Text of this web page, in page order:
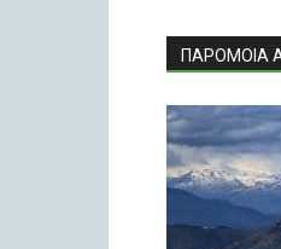
ΠΑΡΟΜΟΙΑ